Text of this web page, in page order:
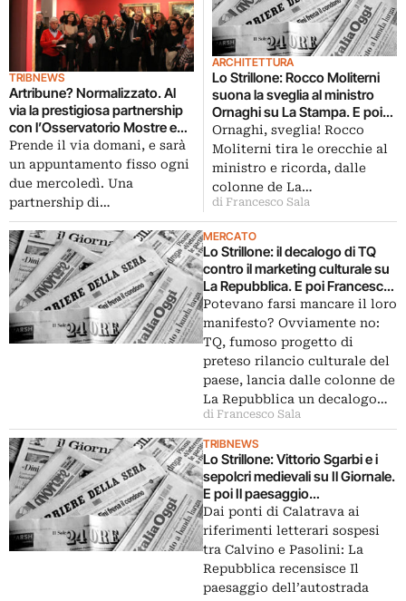
TRIBNEWS
Artribune? Normalizzato. Al
via la prestigiosa partnership
con l’Osservatorio Mostre e
Musei della Scuola Normale di
Pisa, si inizia da Tintoretto
Prende il via domani, e sarà
un appuntamento fisso ogni
due mercoledì. Una
partnership di…
ARCHITETTURA
Lo Strillone: Rocco Moliterni
suona la sveglia al ministro
Ornaghi su La Stampa. E poi
Jonny Briggs a Verona,
sprechi nei Beni Culturali,
l’allarme del Roma Film
Festival…
Ornaghi, sveglia! Rocco
Moliterni tira le orecchie al
ministro e ricorda, dalle
colonne de La…
di Francesco Sala
MERCATO
Lo Strillone: il decalogo di TQ
contro il marketing culturale su
La Repubblica. E poi Francesco
Merlo Vs. Ornaghi, 26milioni di
dollari per una ciotolina, la
riabilitazione di Sandro Bondi…
Potevano farsi mancare il loro
manifesto? Ovviamente no:
TQ, fumoso progetto di
preteso rilancio culturale del
paese, lancia dalle colonne de
La Repubblica un decalogo…
di Francesco Sala
TRIBNEWS
Lo Strillone: Vittorio Sgarbi e i
sepolcri medievali su Il Giornale.
E poi Il paesaggio
dell’autostrada italiana, Body art
d’autore, cultura ebraica
nell’opera di Modigliani…
Dai ponti di Calatrava ai
riferimenti letterari sospesi
tra Calvino e Pasolini: La
Repubblica recensisce Il
paesaggio dell’autostrada